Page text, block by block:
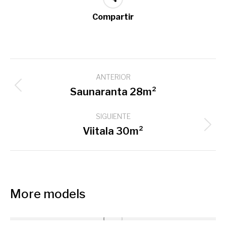
Compartir
entre
ANTERIOR
Proyecto
Saunaranta 28m²
SIGUIENTE
Proyecto
Viitala 30m²
More models